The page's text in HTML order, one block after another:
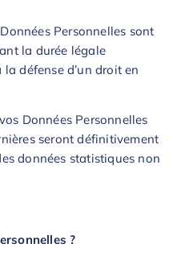
Personnelles sont
la durée légale
défense d’un droit en
Données Personnelles
seront définitivement
données statistiques non
?